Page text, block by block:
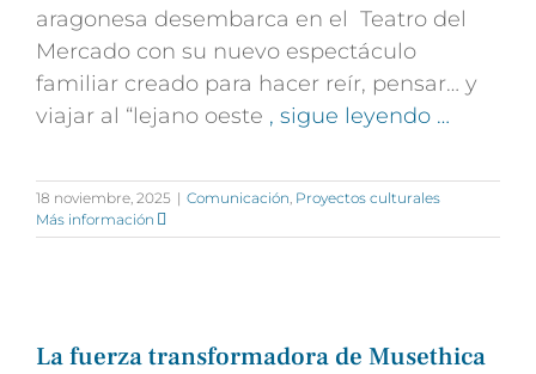
aragonesa desembarca en el Teatro del
Mercado con su nuevo espectáculo
familiar creado para hacer reír, pensar… y
viajar al “lejano oeste , sigue leyendo …
18 noviembre, 2025 | Comunicación Proyectos culturales
Más información
La fuerza transformadora de Musethica